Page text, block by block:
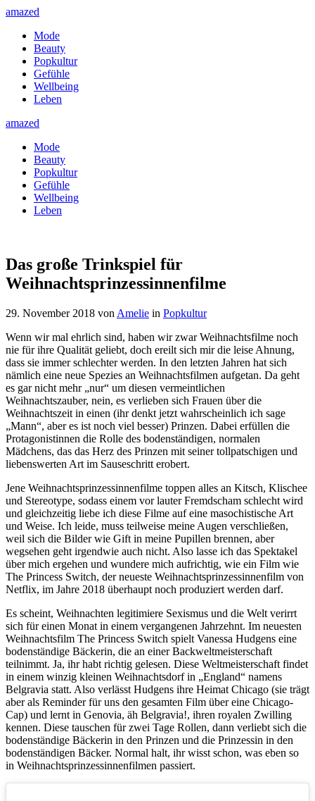
amazed
Mode
Beauty
Popkultur
Gefühle
Wellbeing
Leben
amazed
Mode
Beauty
Popkultur
Gefühle
Wellbeing
Leben
Das große Trinkspiel für
Weihnachtsprinzessinnenfilme
29. November 2018 von Amelie in Popkultur
Wenn wir mal ehrlich sind, haben wir zwar Weihnachtsfilme noch
nie für ihre Qualität geliebt, doch ereilt sich mir die leise Ahnung,
dass sie immer schlechter werden. In den letzten Jahren hat sich
nämlich eine neue Spezies an Weihnachtsfilmen aufgetan. Da geht
es gar nicht mehr „nur“ um diesen vermeintlichen
Weihnachtszauber, nein, es verlieben sich Frauen über die
Weihnachtszeit in einen (ihr denkt jetzt wahrscheinlich ich sage
„Mann“, aber es ist noch viel besser) Prinzen. Dabei erfüllen die
Protagonistinnen die Rolle des bodenständigen, normalen
Mädchens, das das Herz des Prinzen mit seiner tollpatschigen und
liebenswerten Art im Sauseschritt erobert.
Jene Weihnachtsprinzessinnenfilme toppen alles an Kitsch, Klischee
und Stereotype, sodass einem vor lauter Fremdscham schlecht wird
und gleichzeitig liebe ich diese Filme auf eine masochistische Art
und Weise. Ich leide, muss teilweise meine Augen verschließen,
weil sich die Bilder wie Gift in meine Pupillen brennen, aber
wegsehen geht irgendwie auch nicht. Also lasse ich das Spektakel
über mich ergehen und wundere mich aufrichtig, wie ein Film wie
The Princess Switch, der neueste Weihnachtsprinzessinnenfilm von
Netflix, im Jahre 2018 überhaupt noch produziert werden darf.
Es scheint, Weihnachten legitimiere Sexismus und die Welt verirrt
sich für einen Monat in einem vergangenen Jahrzehnt. Im neuesten
Weihnachtsfilm The Princess Switch spielt Vanessa Hudgens eine
bodenständige Bäckerin, die an einer Backweltmeisterschaft
teilnimmt. Ja, ihr habt richtig gelesen. Diese Weltmeisterschaft findet
in einem winzig kleinen Weihnachtsdorf in „England“ namens
Belgravia statt. Also verlässt Hudgens ihre Heimat Chicago (sie trägt
aber als Reminder für uns den gesamten Film über eine Chicago-
Cap) und lernt in Genovia, äh Belgravia!, ihren royalen Zwilling
kennen. Diese tauschen für zwei Tage Rollen, dann verliebt sich die
bodenständige Bäckerin in den Prinzen und die Prinzessin in den
bodenständigen Bäcker. Normal halt, ihr wisst schon, was eben so
in Weihnachtsprinzessinnenfilmen passiert.